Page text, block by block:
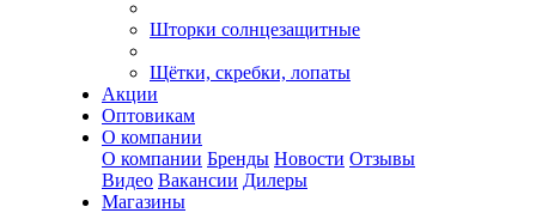
Шторки солнцезащитные
Щётки, скребки, лопаты
Акции
Оптовикам
О компании
О компании Бренды Новости Отзывы
Видео Вакансии Дилеры
Магазины